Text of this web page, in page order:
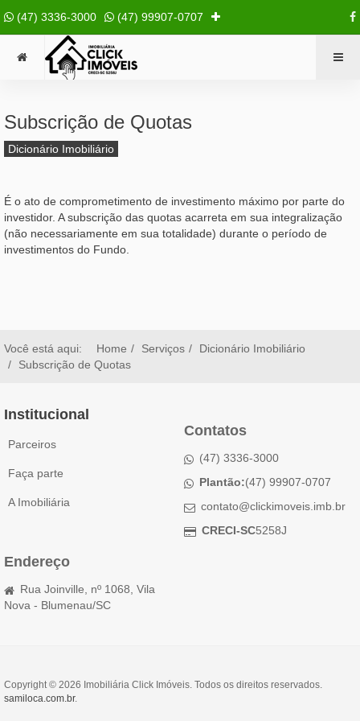
(47) 3336-3000 (47) 99907-0707
Subscrição de Quotas
Dicionário Imobiliário
É o ato de comprometimento de investimento máximo por parte do
investidor. A subscrição das quotas acarreta em sua integralização
(não necessariamente em sua totalidade) durante o período de
investimentos do Fundo.
Você está aqui: Home Serviços
Dicionário Imobiliário
Subscrição de Quotas
Institucional
Parceiros
Faça parte
A Imobiliária
Contatos
(47) 3336-3000
Plantão:(47) 99907-0707
contato@clickimoveis.imb.br
CRECI-SC5258J
Endereço
Rua Joinville, nº 1068, Vila
Nova - Blumenau/SC
Copyright © 2026 Imobiliária Click Imóveis. Todos os direitos reservados.
samiloca.com.br.